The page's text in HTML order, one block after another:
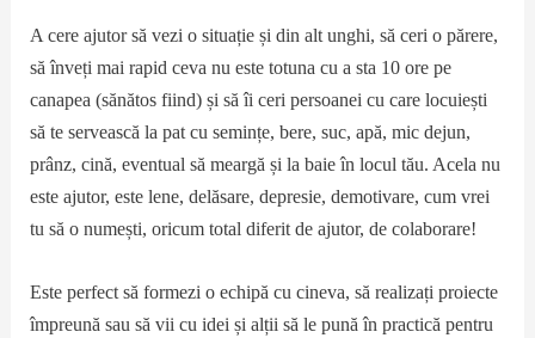
A cere ajutor să vezi o situație și din alt unghi, să ceri o părere,
să înveți mai rapid ceva nu este totuna cu a sta 10 ore pe
canapea (sănătos fiind) și să îi ceri persoanei cu care locuiești
să te servească la pat cu semințe, bere, suc, apă, mic dejun,
prânz, cină, eventual să meargă și la baie în locul tău. Acela nu
este ajutor, este lene, delăsare, depresie, demotivare, cum vrei
tu să o numești, oricum total diferit de ajutor, de colaborare!
Este perfect să formezi o echipă cu cineva, să realizați proiecte
împreună sau să vii cu idei și alții să le pună în practică pentru